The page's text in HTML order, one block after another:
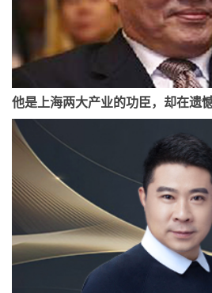
他是上海两大产业的功臣，却在遗